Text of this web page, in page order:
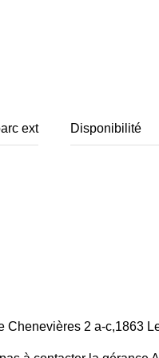
ext Disponibilité
Chenevières 2 a-c,1863